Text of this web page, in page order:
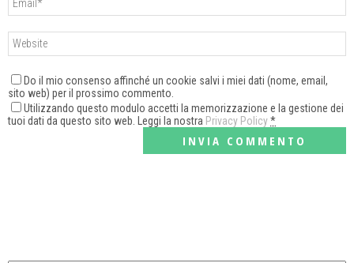
Do il mio consenso affinché un cookie salvi i miei dati (nome, email,
sito web) per il prossimo commento.
Utilizzando questo modulo accetti la memorizzazione e la gestione dei
tuoi dati da questo sito web. Leggi la nostra Privacy Policy*